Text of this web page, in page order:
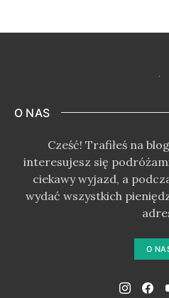
O NAS
Cześć! Trafiłeś na
interesujesz się
ciekawy wyjazd, a
wydać wszystkich
O